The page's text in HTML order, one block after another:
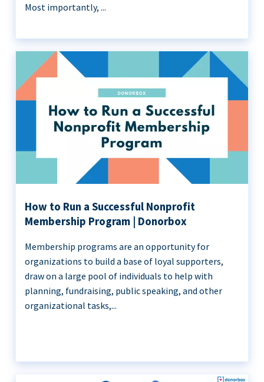
Most importantly, ...
How to Run a Successful Nonprofit
Membership Program | Donorbox
Membership programs are an opportunity for
organizations to build a base of loyal supporters,
draw on a large pool of individuals to help with
planning, fundraising, public speaking, and other
organizational tasks,...